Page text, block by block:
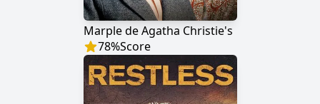
Marple de Agatha Christie's
78%Score